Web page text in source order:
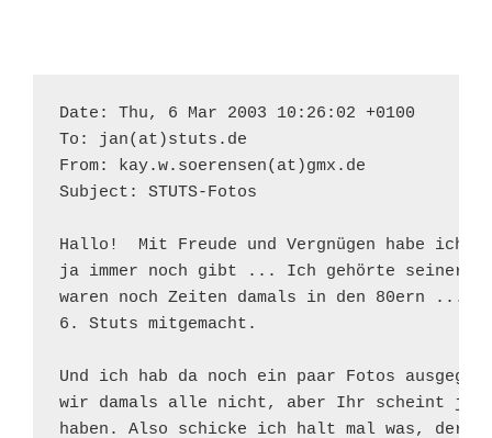
Date: Thu, 6 Mar 2003 10:26:02 +0100
To: jan(at)stuts.de
From: kay.w.soerensen(at)gmx.de
Subject: STUTS-Fotos
Hallo!  Mit Freude und Vergnügen habe
ja immer noch gibt ... Ich gehörte
waren noch Zeiten damals in den 80ern
6. Stuts mitgemacht.
Und ich hab da noch ein paar Fotos
wir damals alle nicht, aber Ihr scheint ja
haben. Also schicke ich halt mal was, der